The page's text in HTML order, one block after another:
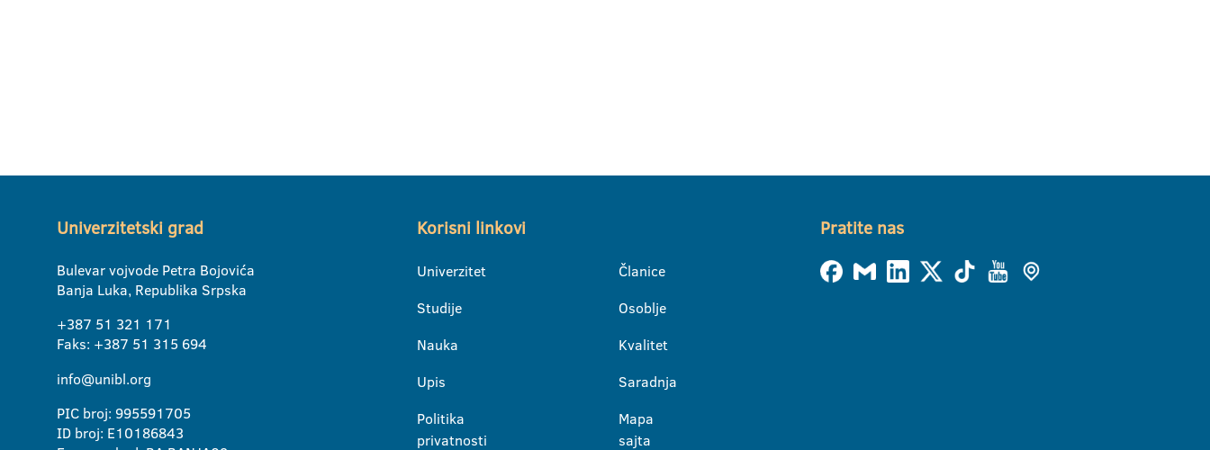
Univerzitetski grad
Bulevar vojvode Petra Bojovića
Banja Luka, Republika Srpska
+387 51 321 171
Faks: +387 51 315 694
info@unibl.org
PIC broj: 995591705
ID broj: E10186843
Korisni linkovi
Univerzitet
Studije
Nauka
Upis
Politika
privatnosti
Članice
Osoblje
Kvalitet
Saradnja
Mapa
sajta
Pratite nas